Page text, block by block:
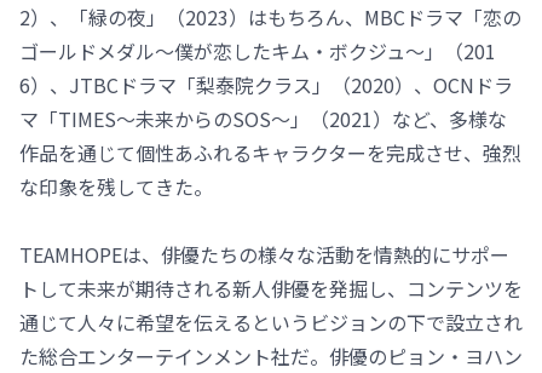
2）、「緑の夜」（2023）はもちろん、MBCドラマ「恋の
ゴールドメダル～僕が恋したキム・ボクジュ～」（201
6）、JTBCドラマ「梨泰院クラス」（2020）、OCNドラ
マ「TIMES～未来からのSOS～」（2021）など、多様な
作品を通じて個性あふれるキャラクターを完成させ、強烈
な印象を残してきた。
TEAMHOPEは、俳優たちの様々な活動を情熱的にサポー
トして未来が期待される新人俳優を発掘し、コンテンツを
通じて人々に希望を伝えるというビジョンの下で設立され
た総合エンターテインメント社だ。俳優のピョン・ヨハン